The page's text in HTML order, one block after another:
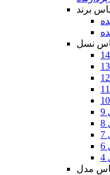
برند